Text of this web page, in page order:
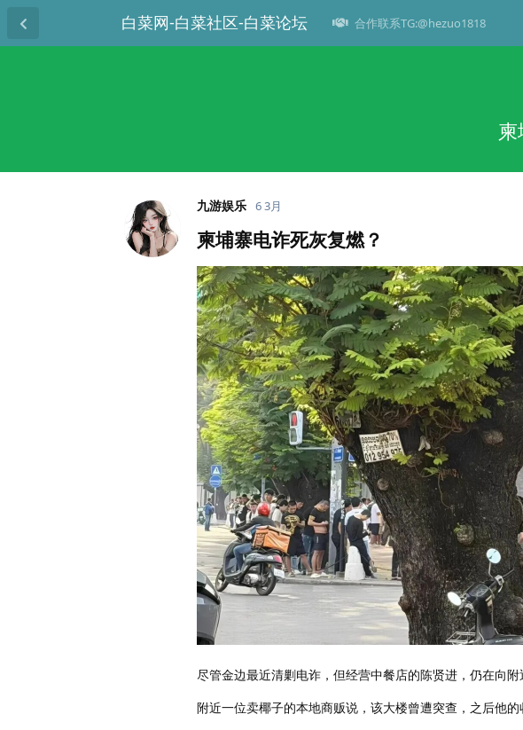
白菜网-白菜社区-白菜论坛 合作联系TG:@hezuo1818
柬
九游娱乐 6 3月
柬埔寨电诈死灰复燃？
尽管金边最近清剿电诈，但经营中餐店的陈贤进，仍在向
附近一位卖椰子的本地商贩说，该大楼曾遭突查，之后他的